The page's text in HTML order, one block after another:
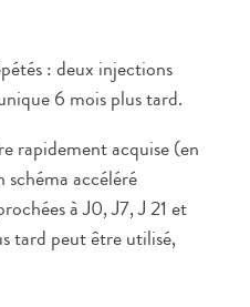
: deux injections
6 mois plus tard.
rapidement acquise (en
accéléré
à J0, J7, J 21 et
tard peut être utilisé,